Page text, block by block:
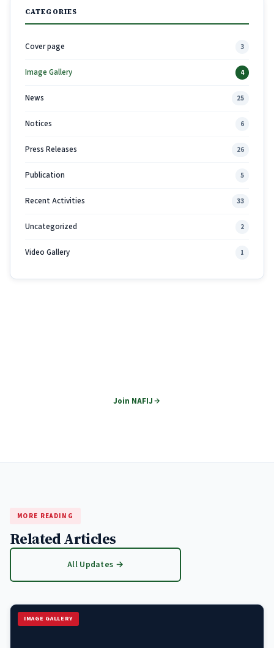
CATEGORIES
Cover page 3
Image Gallery 4
News 25
Notices 6
Press Releases 26
Publication 5
Recent Activities 33
Uncategorized 2
Video Gallery 1
Join NAFIJ
MORE READING
Related Articles
All Updates →
IMAGE GALLERY